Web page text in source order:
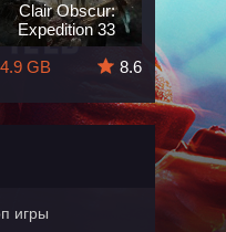
Clair Obscur:
Expedition 33
GB
8.6
164 GB
игры